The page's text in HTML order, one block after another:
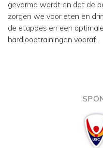
gevormd wordt en dat de
zorgen we voor eten en
de etappes en een
hardlooptrainingen vooraf.